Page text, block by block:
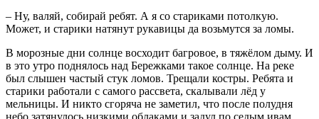
– Ну, валяй, собирай ребят. А я со стариками потолкую.
Может, и старики натянут рукавицы да возьмутся за ломы.
В морозные дни солнце восходит багровое, в тяжёлом дыму. И
в это утро поднялось над Бережками такое солнце. На реке
был слышен частый стук ломов. Трещали костры. Ребята и
старики работали с самого рассвета, скалывали лёд у
мельницы. И никто сгоряча не заметил, что после полудня
небо затянулось низкими облаками и задул по седым ивам